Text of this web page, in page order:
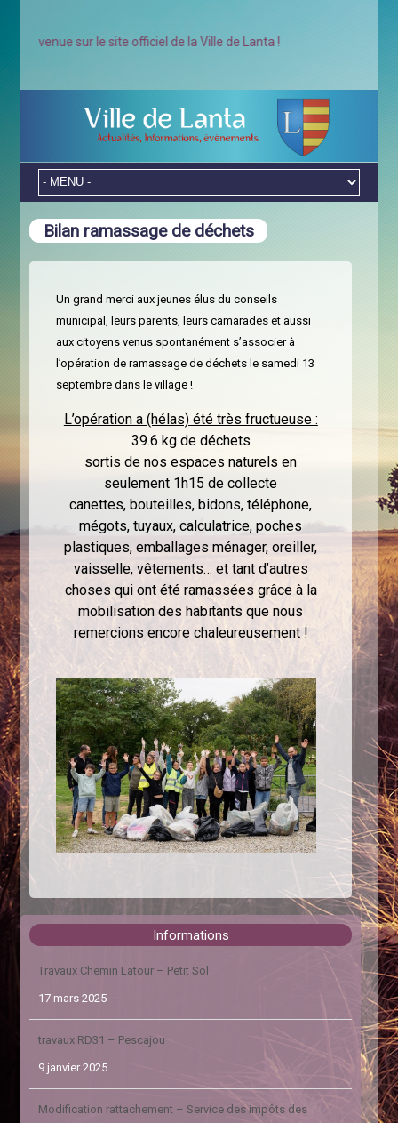
sur le site officiel de la Ville de Lanta !
Bilan ramassage de déchets
Un grand merci aux jeunes élus du conseils
municipal, leurs parents, leurs camarades et aussi
aux citoyens venus spontanément s’associer à
l’opération de ramassage de déchets le samedi 13
septembre dans le village !
L’opération a (hélas) été très fructueuse :
39.6 kg de déchets
sortis de nos espaces naturels en
seulement 1h15 de collecte
canettes, bouteilles, bidons, téléphone,
mégots, tuyaux, calculatrice, poches
plastiques, emballages ménager, oreiller,
vaisselle, vêtements… et tant d’autres
choses qui ont été ramassées grâce à la
mobilisation des habitants que nous
remercions encore chaleureusement !
Informations
Travaux Chemin Latour – Petit Sol
17 mars 2025
travaux RD31 – Pescajou
9 janvier 2025
Modification rattachement – Service des impôts des